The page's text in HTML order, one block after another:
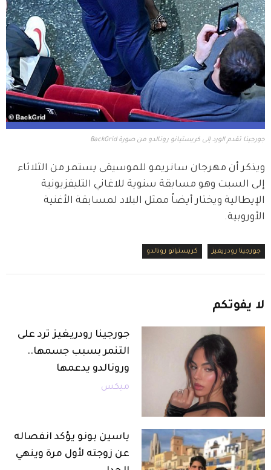
جورجينا تقدم الورد إلى كريستيانو رونالدو من صورة BackGrid
ويذكر أن مهرجان سانريمو للموسيقى يستمر من الثلاثاء
إلى السبت وهو مسابقة سنوية للاغاني التليفزيونية
الإيطالية ويختار أيضاً ممثل البلاد لمسابقة الأغنية
الأوروبية.
جورجينا رودريغيز كريستيانو رونالدو
لا يفوتكم
جورجينا رودريغيز ترد على
التنمر بسبب جسمها..
ورونالدو يدعمها
ميكس
ياسين بونو يؤكد انفصاله
عن زوجته لأول مرة وينهي